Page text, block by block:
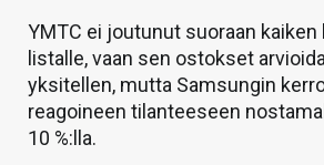
YMTC ei joutunut suoraan kaiken
listalle, vaan sen ostokset
yksitellen, mutta Samsungin
reagoineen tilanteeseen
10 %:lla.